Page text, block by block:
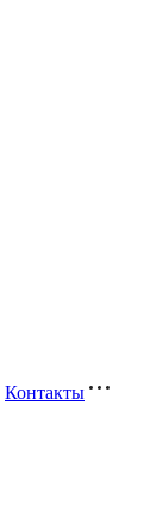
Контакты